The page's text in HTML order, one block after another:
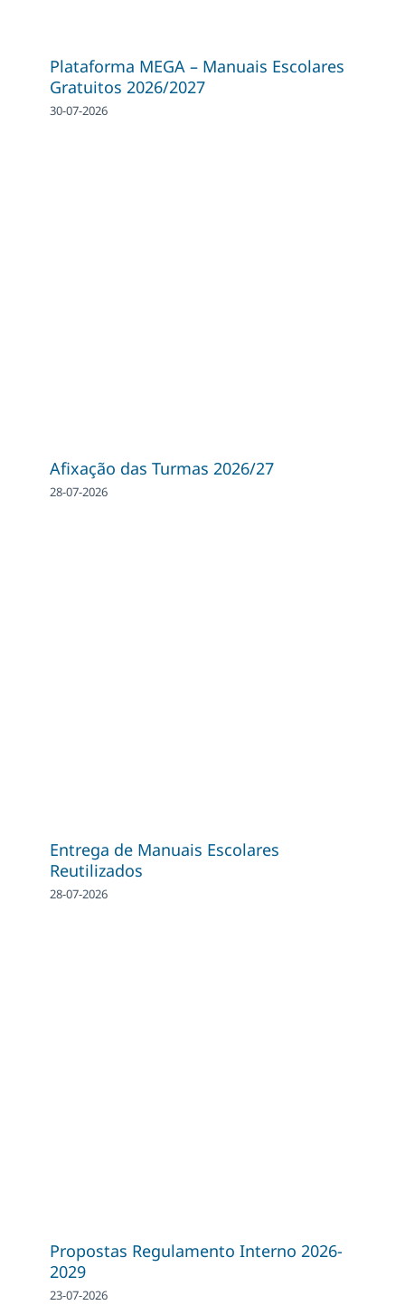
Plataforma MEGA – Manuais Escolares
Gratuitos 2026/2027
30-07-2026
Afixação das Turmas 2026/27
28-07-2026
Entrega de Manuais Escolares
Reutilizados
28-07-2026
Propostas Regulamento Interno 2026-
2029
23-07-2026